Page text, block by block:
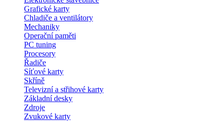
Grafické karty
Chladiče a ventilátory
Mechaniky
Operační paměti
PC tuning
Procesory
Řadiče
Síťové karty
Skříně
Televizní a střihové karty
Základní desky
Zdroje
Zvukové karty